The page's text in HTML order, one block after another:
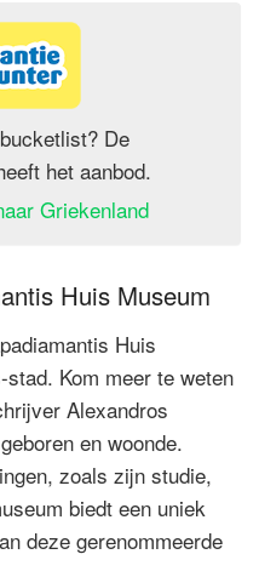
De
het aanbod.
Griekenland
Huis Museum
Huis
Kom meer te weten
Alexandros
en woonde.
zoals zijn studie,
biedt een uniek
deze gerenommeerde